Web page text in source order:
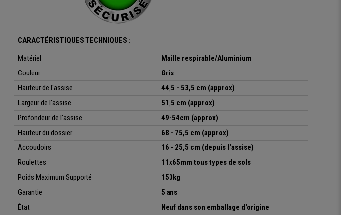
CARACTÉRISTIQUES TECHNIQUES :
Matériel
Maille respirable/Aluminium
Couleur
Gris
Hauteur de l'assise
44,5 - 53,5 cm (approx)
Largeur de l'assise
51,5 cm (approx)
Profondeur de l'assise
49-54cm (approx)
Hauteur du dossier
68 - 75,5 cm (approx)
Accoudoirs
16 - 25,5 cm (depuis l'assise)
Roulettes
11x65mm tous types de sols
Poids Maximum Supporté
150kg
Garantie
5 ans
État
Neuf dans son emballage d'origine